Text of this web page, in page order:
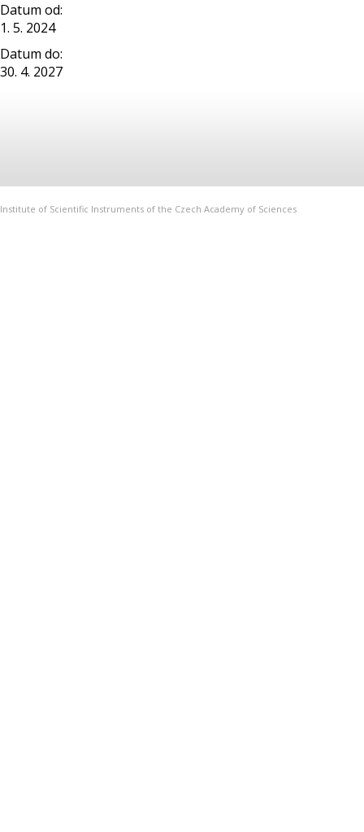
Datum od:
1. 5. 2024
Datum do:
30. 4. 2027
Institute of Scientific Instruments of the Czech Academy of Sciences